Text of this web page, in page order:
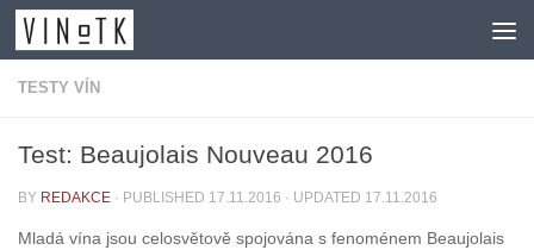
Skip to content
TESTY VÍN
Test: Beaujolais Nouveau 2016
BY REDAKCE · PUBLISHED 17.11.2016 · UPDATED 17.11.2016
Mladá vína jsou celosvětově spojována s fenoménem Beaujolais